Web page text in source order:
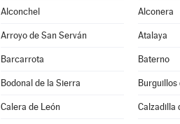
Alconchel Alconera
Arroyo de San Serván Atalaya
Barcarrota Baterno
Bodonal de la Sierra Burguillos
Calera de León Calzadilla